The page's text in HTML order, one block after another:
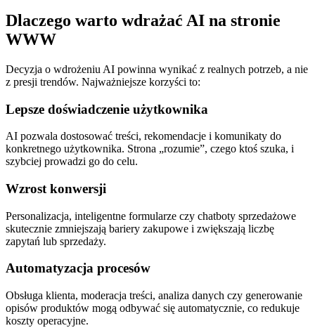
Dlaczego warto wdrażać AI na stronie
WWW
Decyzja o wdrożeniu AI powinna wynikać z realnych potrzeb, a nie
z presji trendów. Najważniejsze korzyści to:
Lepsze doświadczenie użytkownika
AI pozwala dostosować treści, rekomendacje i komunikaty do
konkretnego użytkownika. Strona „rozumie”, czego ktoś szuka, i
szybciej prowadzi go do celu.
Wzrost konwersji
Personalizacja, inteligentne formularze czy chatboty sprzedażowe
skutecznie zmniejszają bariery zakupowe i zwiększają liczbę
zapytań lub sprzedaży.
Automatyzacja procesów
Obsługa klienta, moderacja treści, analiza danych czy generowanie
opisów produktów mogą odbywać się automatycznie, co redukuje
koszty operacyjne.